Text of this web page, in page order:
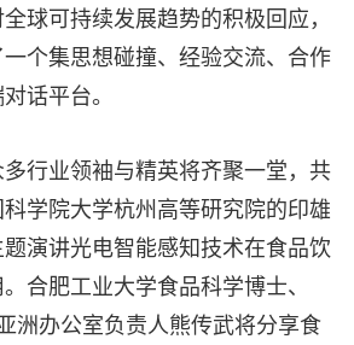
球可持续发展趋势的积极回应，
个集思想碰撞、经验交流、合作
话平台。
行业领袖与精英将齐聚一堂，共
学院大学杭州高等研究院的印雄
演讲光电智能感知技术在食品饮
合肥工业大学食品科学博士、
洲办公室负责人熊传武将分享食